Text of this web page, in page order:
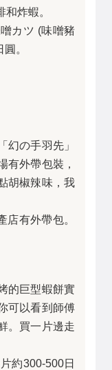
炸蝦。
カツ (味噌豬
。
幻の手羽先」
有外帶包裝，
胡椒辣味，我
店有外帶包。
的巨型蝦餅實
可以看到師傅
。買一片邊走
約300-500日